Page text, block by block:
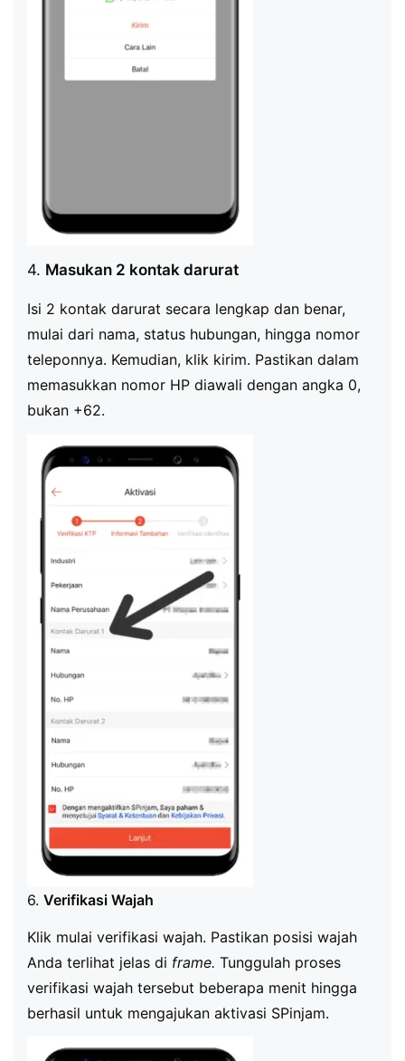
4. Masukan 2 kontak darurat
Isi 2 kontak darurat secara lengkap dan benar,
mulai dari nama, status hubungan, hingga nomor
teleponnya. Kemudian, klik kirim. Pastikan dalam
memasukkan nomor HP diawali dengan angka 0,
bukan +62.
6. Verifikasi Wajah
Klik mulai verifikasi wajah. Pastikan posisi wajah
Anda terlihat jelas di frame. Tunggulah proses
verifikasi wajah tersebut beberapa menit hingga
berhasil untuk mengajukan aktivasi SPinjam.